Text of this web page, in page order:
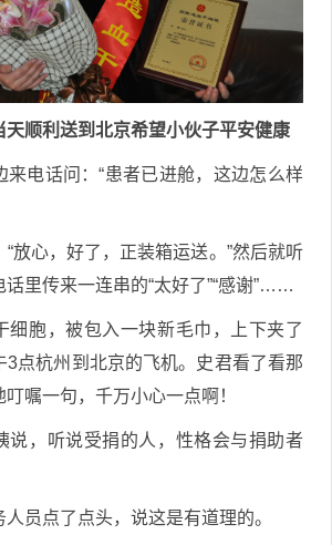
天顺利送到北京希望小伙子平安健康
来电话问：“患者已进舱，这边怎么样
“放心，好了，正装箱运送。”然后就听
里传来一连串的“太好了”“感谢”……
细胞，被包入一块新毛巾，上下夹了
3点杭州到北京的飞机。史君看了看那
嘱一句，千万小心一点啊！
说，听说受捐的人，性格会与捐助者
员点了点头，说这是有道理的。